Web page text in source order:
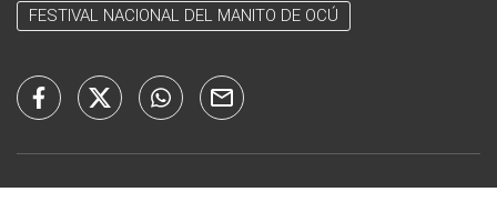
FESTIVAL NACIONAL DEL MANITO DE OCÚ